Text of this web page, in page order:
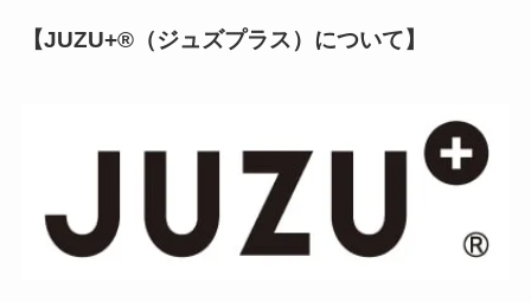
【JUZU+®（ジュズプラス）について】